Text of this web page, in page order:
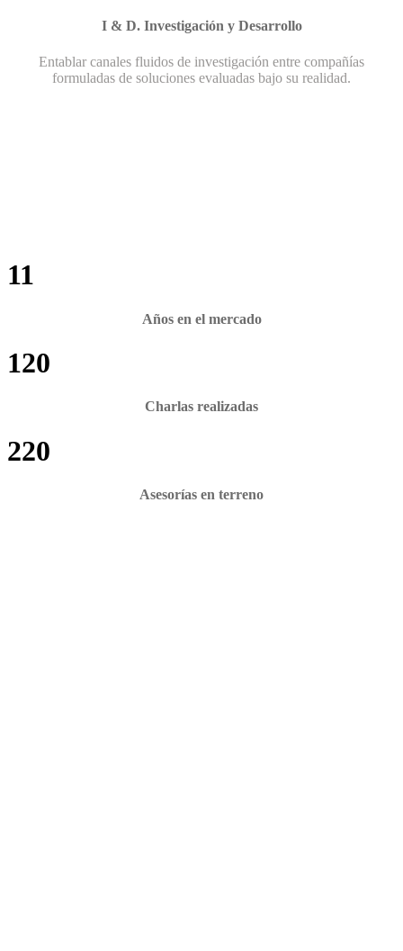
I & D. Investigación y Desarrollo
Entablar canales fluidos de investigación entre compañías
formuladas de soluciones evaluadas bajo su realidad.
11
Años en el mercado
120
Charlas realizadas
220
Asesorías en terreno